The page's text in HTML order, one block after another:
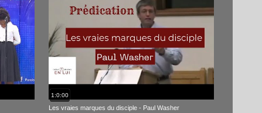
1:0:00
Les vraies marques du disciple - Paul Washer